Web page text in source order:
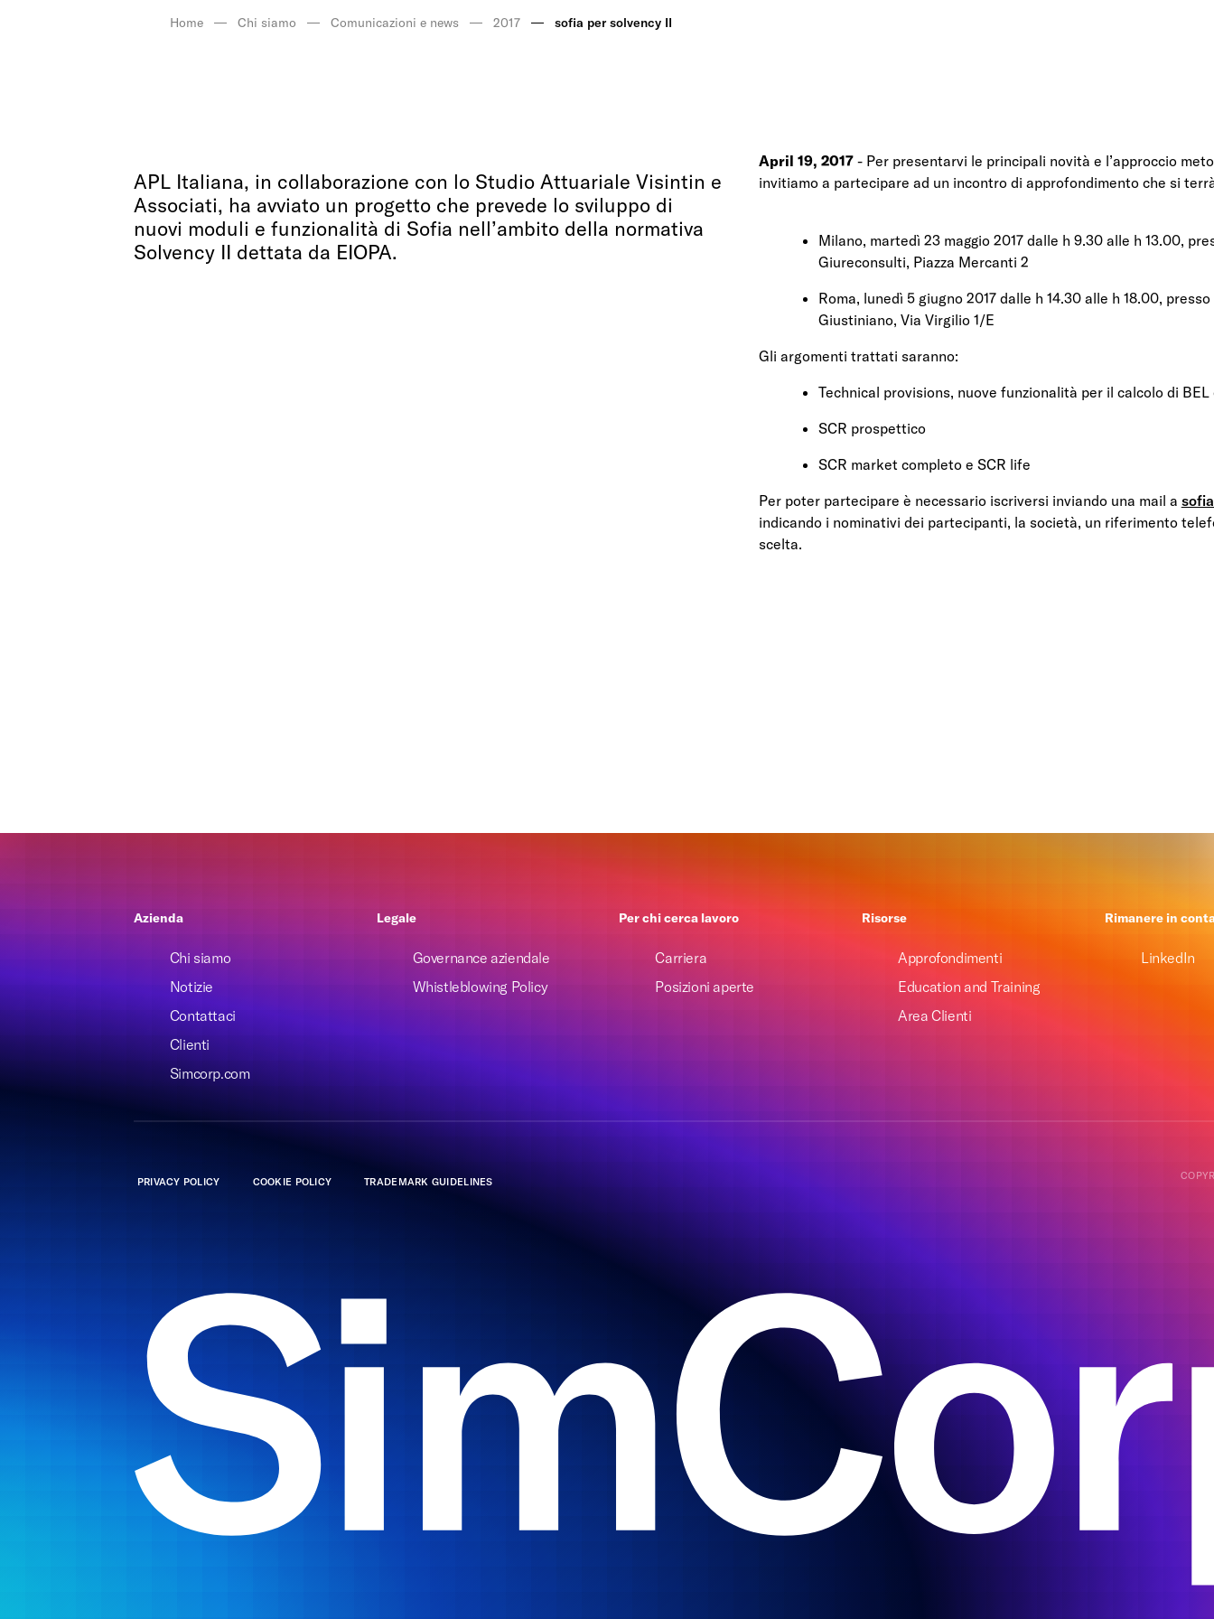
Home Chi siamo Comunicazioni e news 2017 sofia per solvency II
APL Italiana, in collaborazione con lo Studio Attuariale Visintin e
Associati, ha avviato un progetto che prevede lo sviluppo di
nuovi moduli e funzionalità di Sofia nell’ambito della normativa
Solvency II dettata da EIOPA.
April 19, 2017 - Per presentarvi le principali novità e l’approccio
invitiamo a partecipare ad un incontro di approfondimento che si
Milano, martedì 23 maggio 2017 dalle h 9.30 alle h 13.00,
Giureconsulti, Piazza Mercanti 2
Roma, lunedì 5 giugno 2017 dalle h 14.30 alle h 18.00,
Giustiniano, Via Virgilio 1/E
Gli argomenti trattati saranno:
Technical provisions, nuove funzionalità per il calcolo di
SCR prospettico
SCR market completo e SCR life
Per poter partecipare è necessario iscriversi inviando una mail a
indicando i nominativi dei partecipanti, la società, un riferimento
scelta.
Azienda
Chi siamo
Notizie
Contattaci
Clienti
Simcorp.com
Legale
Governance aziendale
Whistleblowing Policy
Per chi cerca lavoro
Carriera
Posizioni aperte
Risorse
Approfondimenti
Education and Training
Area Clienti
Rimanere in
LinkedIn
PRIVACY POLICY COOKIE POLICY TRADEMARK GUIDELINES